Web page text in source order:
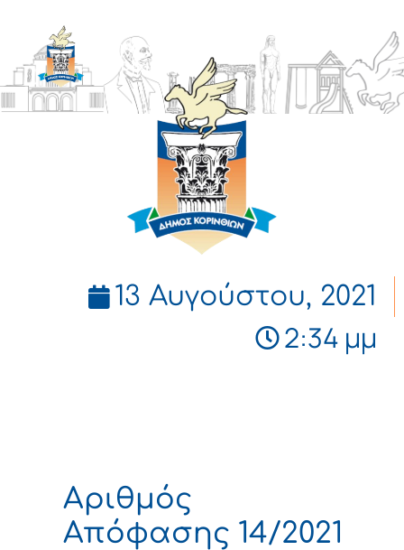
ΔΗΜΟΣ
ΚΟΡΙΝΘΙΩΝ
13 Αυγούστου, 2021
2:34 μμ
Αριθμός
Απόφασης 14/2021